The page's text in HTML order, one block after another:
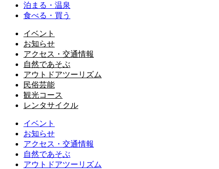
泊まる・温泉
食べる・買う
イベント
お知らせ
アクセス・交通情報
自然であそぶ
アウトドアツーリズム
民俗芸能
観光コース
レンタサイクル
イベント
お知らせ
アクセス・交通情報
自然であそぶ
アウトドアツーリズム